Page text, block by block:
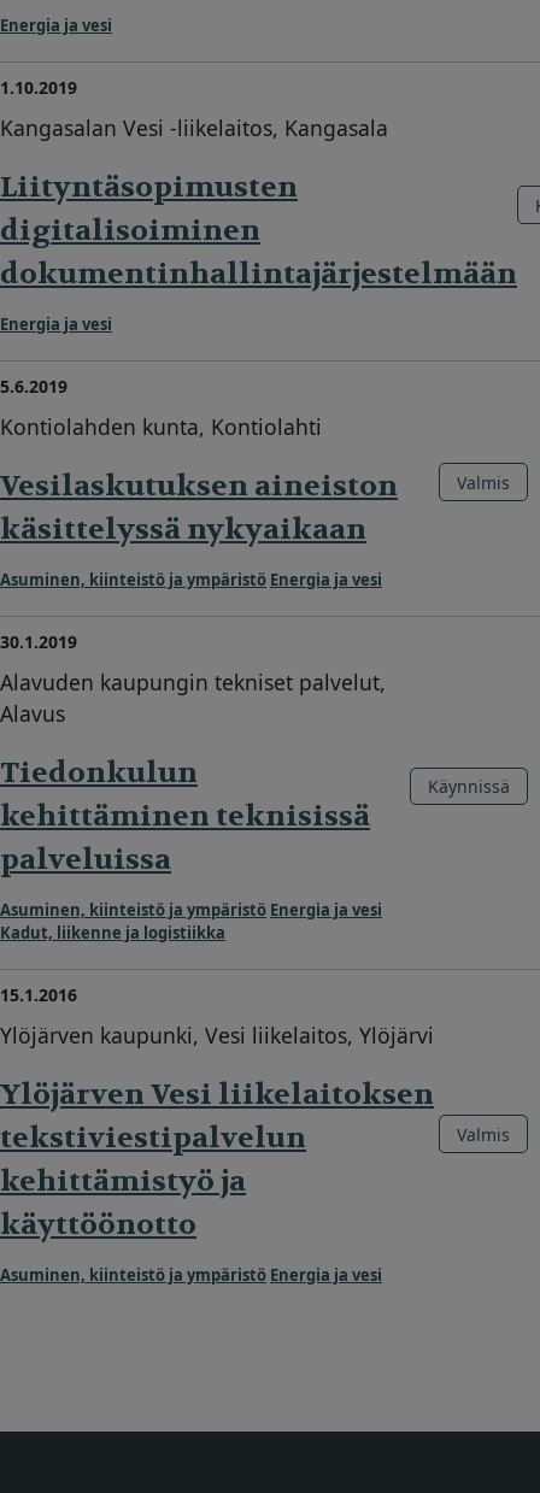
Energia ja vesi
1.10.2019
Kangasalan Vesi -liikelaitos, Kangasala
Liityntäsopimusten
digitalisoiminen
dokumentinhallintajärjestelmään
Energia ja vesi
5.6.2019
Kontiolahden kunta, Kontiolahti
Vesilaskutuksen aineiston
käsittelyssä nykyaikaan
Asuminen, kiinteistö ja ympäristö Energia ja vesi
Valmis
30.1.2019
Alavuden kaupungin tekniset palvelut,
Alavus
Tiedonkulun
kehittäminen teknisissä
palveluissa
Asuminen, kiinteistö ja ympäristö Energia ja vesi
Kadut, liikenne ja logistiikka
Käynnissä
15.1.2016
Ylöjärven kaupunki, Vesi liikelaitos, Ylöjärvi
Ylöjärven Vesi liikelaitoksen
tekstiviestipalvelun
kehittämistyö ja
käyttöönotto
Asuminen, kiinteistö ja ympäristö Energia ja vesi
Valmis